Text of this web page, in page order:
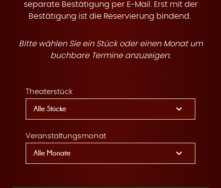
e
separate Bestätigung per E-Mail. Erst mit der
Bestätigung ist die Reservierung bindend.
Bitte wählen Sie ein Stück oder einen Monat um
buchbare Termine anzuzeigen.
Theaterstück
Veranstaltungsmonat